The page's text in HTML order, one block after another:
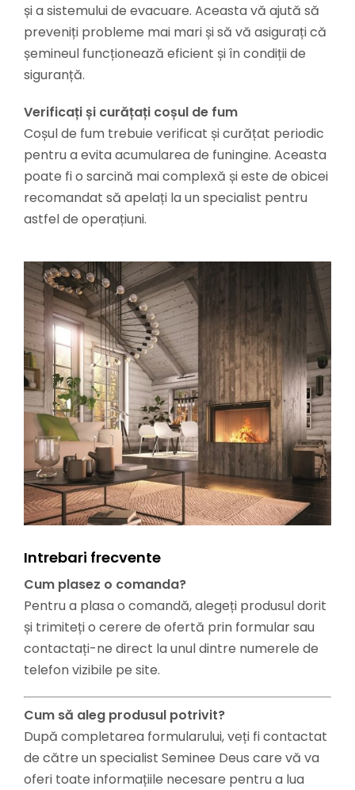
și a sistemului de evacuare. Aceasta vă ajută să
preveniți probleme mai mari și să vă asigurați că
șemineul funcționează eficient și în condiții de
siguranță.
Verificați și curățați coșul de fum
Coșul de fum trebuie verificat și curățat periodic
pentru a evita acumularea de funingine. Aceasta
poate fi o sarcină mai complexă și este de obicei
recomandat să apelați la un specialist pentru
astfel de operațiuni.
Intrebari frecvente
Cum plasez o comanda?
Pentru a plasa o comandă, alegeți produsul dorit
și trimiteți o cerere de ofertă prin formular sau
contactați-ne direct la unul dintre numerele de
telefon vizibile pe site.
Cum să aleg produsul potrivit?
După completarea formularului, veți fi contactat
de către un specialist Seminee Deus care vă va
oferi toate informațiile necesare pentru a lua